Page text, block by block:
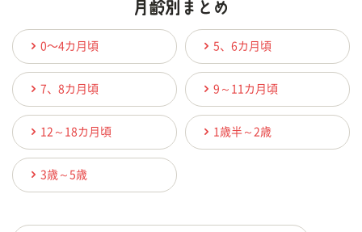
0〜4カ月頃 5、6カ月頃
7、8カ月頃 9～11カ月頃
12～18カ月頃 1歳半～2歳
3歳～5歳